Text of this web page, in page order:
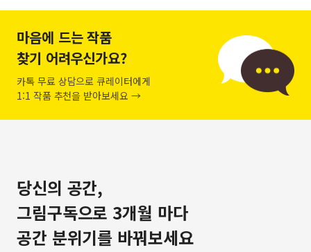
마음에 드는 작품
찾기 어려우신가요?
카톡 무료 상담으로 큐레이터에게
1:1 작품 추천을 받아보세요 →
당신의 공간,
그림구독으로 3개월 마다
공간 분위기를 바꿔보세요